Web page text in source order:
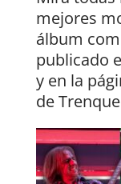
mejores
álbum
publicado
y en la
de